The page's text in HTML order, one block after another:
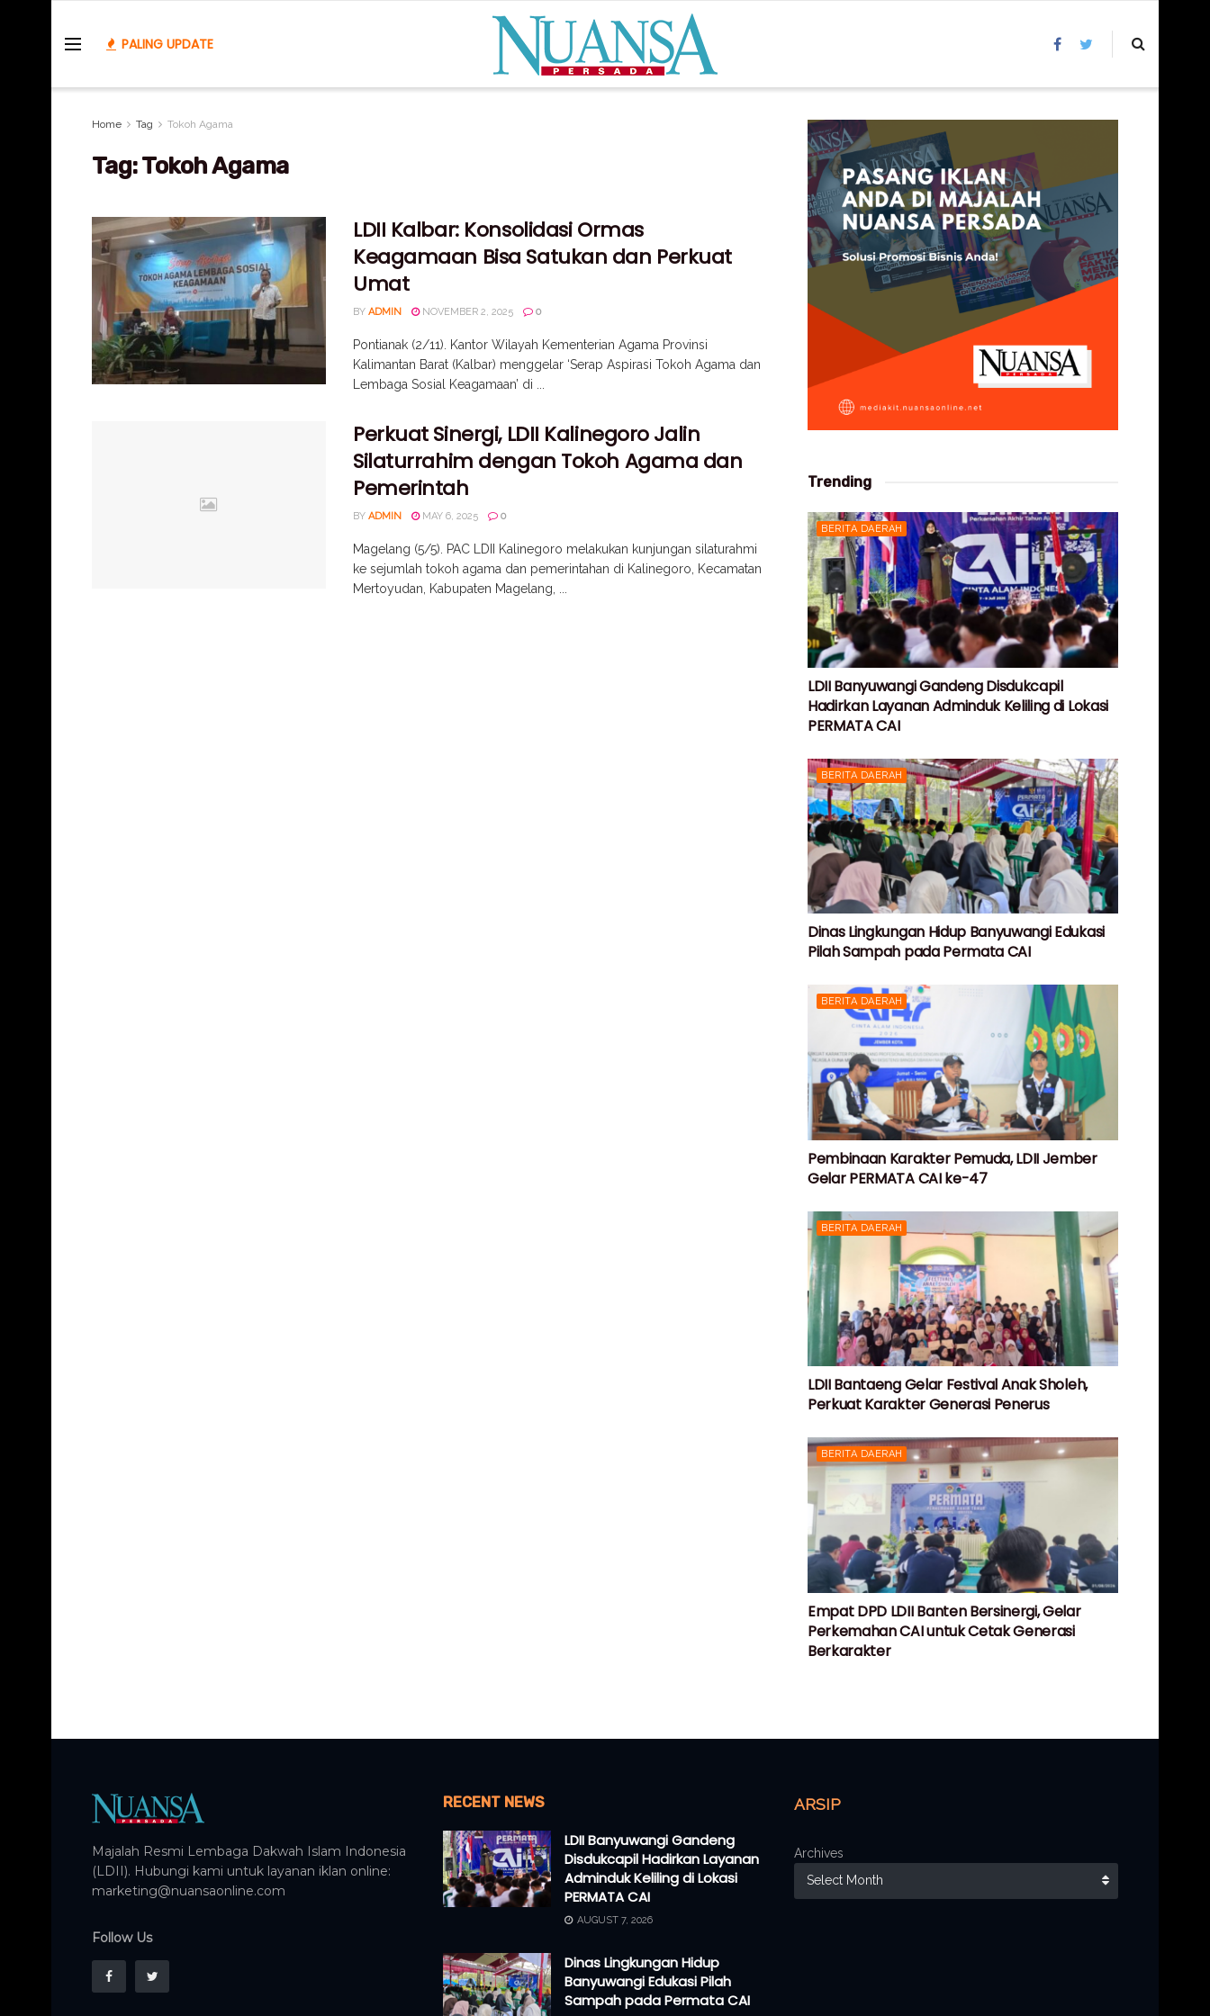
PALING UPDATE
Home Tag Tokoh Agama
Tag:Tokoh Agama
LDII Kalbar: Konsolidasi Ormas
Keagamaan Bisa Satukan dan Perkuat
Umat
BY ADMIN NOVEMBER 2, 2025 0
Pontianak (2/11). Kantor Wilayah Kementerian Agama Provinsi
Kalimantan Barat (Kalbar) menggelar ‘Serap Aspirasi Tokoh Agama dan
Lembaga Sosial Keagamaan’ di ...
Perkuat Sinergi, LDII Kalinegoro Jalin
Silaturrahim dengan Tokoh Agama dan
Pemerintah
BY ADMIN MAY 6, 2025 0
Magelang (5/5). PAC LDII Kalinegoro melakukan kunjungan silaturahmi
ke sejumlah tokoh agama dan pemerintahan di Kalinegoro, Kecamatan
Mertoyudan, Kabupaten Magelang, ...
Trending
BERITA DAERAH
LDII Banyuwangi Gandeng Disdukcapil
Hadirkan Layanan Adminduk Keliling di Lokasi
PERMATA CAI
BERITA DAERAH
Dinas Lingkungan Hidup Banyuwangi Edukasi
Pilah Sampah pada Permata CAI
BERITA DAERAH
Pembinaan Karakter Pemuda, LDII Jember
Gelar PERMATA CAI ke-47
BERITA DAERAH
LDII Bantaeng Gelar Festival Anak Sholeh,
Perkuat Karakter Generasi Penerus
BERITA DAERAH
Empat DPD LDII Banten Bersinergi, Gelar
Perkemahan CAI untuk Cetak Generasi
Berkarakter
Majalah Resmi Lembaga Dakwah Islam Indonesia
(LDII). Hubungi kami untuk layanan iklan online:
marketing@nuansaonline.com
Follow Us
RECENT NEWS
LDII Banyuwangi Gandeng
Disdukcapil Hadirkan Layanan
Adminduk Keliling di Lokasi
PERMATA CAI
AUGUST 7, 2026
Dinas Lingkungan Hidup
Banyuwangi Edukasi Pilah
Sampah pada Permata CAI
ARSIP
Archives
Select Month